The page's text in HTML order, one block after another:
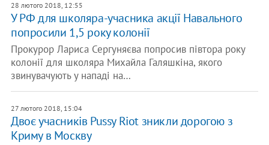
28 лютого 2018, 12:55
У РФ для школяра-учасника акції Навального
попросили 1,5 року колонії
Прокурор Лариса Сергуняєва попросив півтора року
колонії для школяра Михайла Галяшкіна, якого
звинувачують у нападі на…
27 лютого 2018, 15:04
Двоє учасників Pussy Riot зникли дорогою з
Криму в Москву